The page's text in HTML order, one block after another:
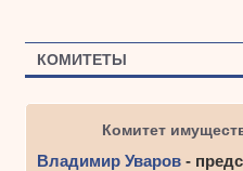
КОМИТЕТЫ
Комитет
Владимир Уваров-